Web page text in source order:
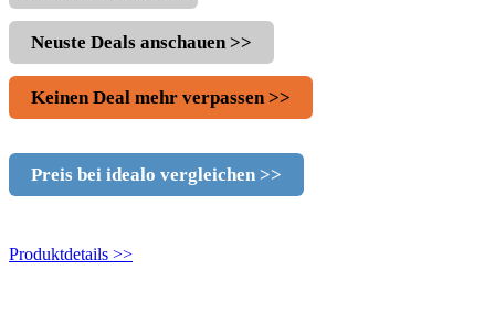
Neuste Deals anschauen >>
Keinen Deal mehr verpassen >>
Preis bei idealo vergleichen >>
Produktdetails >>